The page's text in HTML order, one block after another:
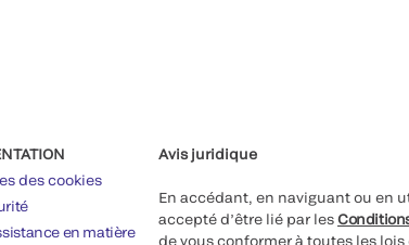
des cookies
en matière
Avis juridique
En accédant, en naviguant ou en
accepté d’être lié par les
de vous conformer à toutes les